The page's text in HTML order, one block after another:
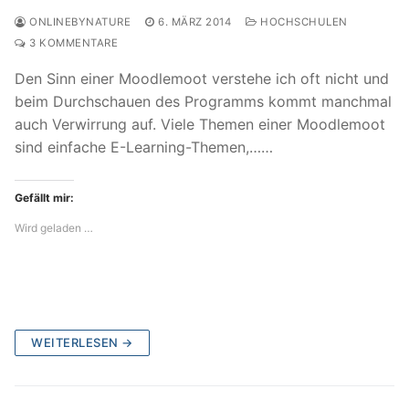
ONLINEBYNATURE 6. MÄRZ 2014
HOCHSCHULEN
3 KOMMENTARE
Den Sinn einer Moodlemoot verstehe ich oft nicht und
beim Durchschauen des Programms kommt manchmal
auch Verwirrung auf. Viele Themen einer Moodlemoot
sind einfache E-Learning-Themen,……
Gefällt mir:
Wird geladen …
WEITERLESEN →